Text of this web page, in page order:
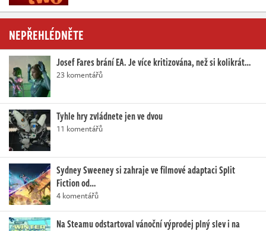
NEPŘEHLÉDNĚTE
Josef Fares brání EA. Je více kritizována, než si kolikrát…
23 komentářů
Tyhle hry zvládnete jen ve dvou
11 komentářů
Sydney Sweeney si zahraje ve filmové adaptaci Split
Fiction od…
4 komentářů
Na Steamu odstartoval vánoční výprodej plný slev i na